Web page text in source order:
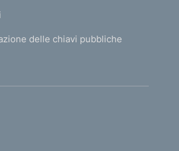
delle chiavi pubbliche